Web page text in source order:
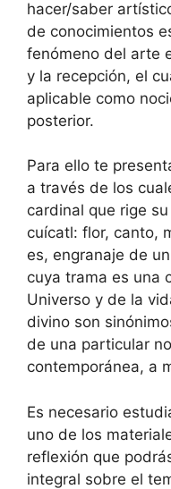
hacer/saber
de conocimientos
fenómeno del arte
y la recepción, el
aplicable como
posterior.
Para ello te
a través de los
cardinal que rige
cuícatl: flor, canto,
es, engranaje de
cuya trama es una
Universo y de la
divino son
de una particular
contemporánea, a
Es necesario
uno de los
reflexión que
integral sobre el